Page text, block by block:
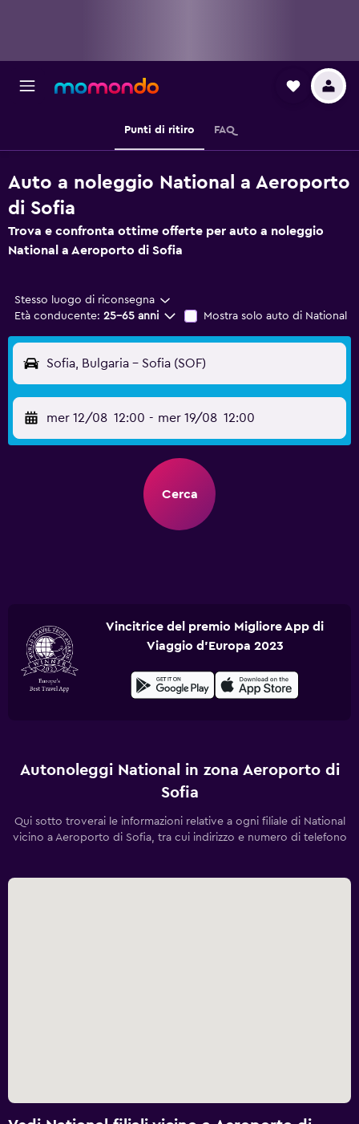
Punti di ritiro FAQ
Auto a noleggio National a Aeroporto
di Sofia
Trova e confronta ottime offerte per auto a noleggio
National a Aeroporto di Sofia
Stesso luogo di riconsegna
Età conducente: 25-65 anni Mostra solo auto di National
Sofia, Bulgaria - Sofia (SOF)
mer 12/08 12:00 - mer 19/08 12:00
Cerca
Vincitrice del premio Migliore App di
Viaggio d'Europa 2023
Autonoleggi National in zona Aeroporto di
Sofia
Qui sotto troverai le informazioni relative a ogni filiale di National
vicino a Aeroporto di Sofia, tra cui indirizzo e numero di telefono